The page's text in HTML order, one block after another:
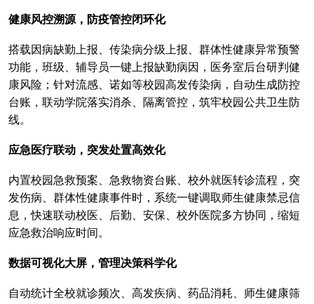
健康风控溯源，防疫管控闭环化
搭载因病缺勤上报、传染病分级上报、群体性健康异常预警
功能，班级、辅导员一键上报缺勤病因，医务室后台研判健
康风险；针对流感、诺如等校园高发传染病，自动生成防控
台账，联动学院落实消杀、隔离管控，筑牢校园公共卫生防
线。
应急医疗联动，突发处置高效化
内置校园急救预案、急救物资台账、校外就医转诊流程，突
发伤病、群体性健康事件时，系统一键调取师生健康禁忌信
息，快速联动校医、后勤、安保、校外医院多方协同，缩短
应急救治响应时间。
数据可视化大屏，管理决策科学化
自动统计全校就诊频次、高发疾病、药品消耗、师生健康筛